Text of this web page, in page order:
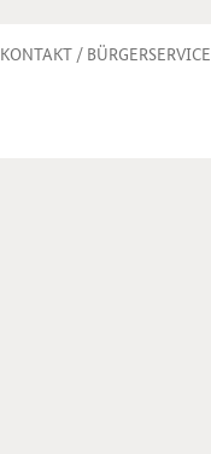
KONTAKT / BÜRGERSERVICE